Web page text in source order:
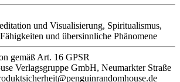
und Visualisierung, Spiritualismus,
und übersinnliche Phänomene
gemäß Art. 16 GPSR
Verlagsgruppe GmbH, Neumarkter Straße